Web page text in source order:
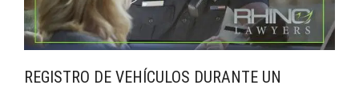
REGISTRO DE VEHÍCULOS DURANTE UN